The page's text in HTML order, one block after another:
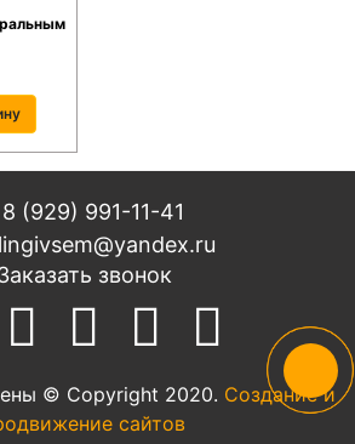
8 (929) 991-11-41
звонок
© Copyright 2020. Создание и
сайтов